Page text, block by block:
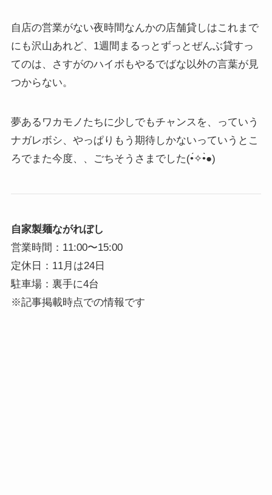
自店の営業がない夜時間なんかの店舗貸しはこれまで
にも沢山あれど、1週間まるっとずっとぜんぶ貸すっ
てのは、さすがのハイボもやるでばな以外の言葉が見
つからない。
夢あるワカモノたちに少しでもチャンスを、っていう
ナガレボシ、やっぱりもう期待しかないっていうとこ
ろでまた今度、、ごちそうさまでした(•́✧•̀●)
自家製麺ながれぼし
営業時間：11:00〜15:00
定休日：11月は24日
駐車場：裏手に4台
※記事掲載時点での情報です